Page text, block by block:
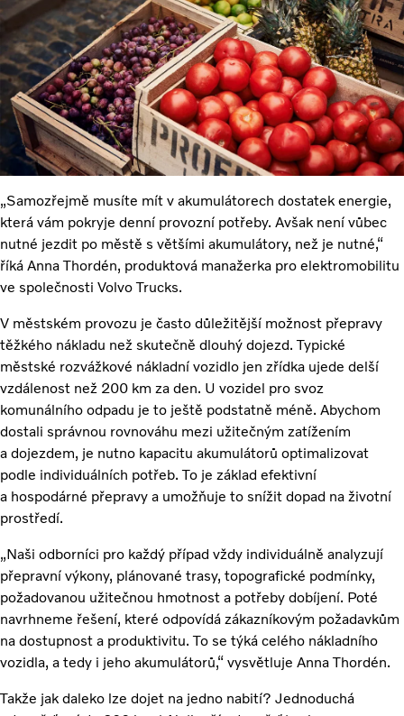
„Samozřejmě musíte mít v akumulátorech dostatek energie,
která vám pokryje denní provozní potřeby. Avšak není vůbec
nutné jezdit po městě s většími akumulátory, než je nutné,“
říká Anna Thordén, produktová manažerka pro elektromobilitu
ve společnosti Volvo Trucks.
V městském provozu je často důležitější možnost přepravy
těžkého nákladu než skutečně dlouhý dojezd. Typické
městské rozvážkové nákladní vozidlo jen zřídka ujede delší
vzdálenost než 200 km za den. U vozidel pro svoz
komunálního odpadu je to ještě podstatně méně. Abychom
dostali správnou rovnováhu mezi užitečným zatížením
a dojezdem, je nutno kapacitu akumulátorů optimalizovat
podle individuálních potřeb. To je základ efektivní
a hospodárné přepravy a umožňuje to snížit dopad na životní
prostředí.
„Naši odborníci pro každý případ vždy individuálně analyzují
přepravní výkony, plánované trasy, topografické podmínky,
požadovanou užitečnou hmotnost a potřeby dobíjení. Poté
navrhneme řešení, které odpovídá zákazníkovým požadavkům
na dostupnost a produktivitu. To se týká celého nákladního
vozidla, a tedy i jeho akumulátorů,“ vysvětluje Anna Thordén.
Takže jak daleko lze dojet na jedno nabití? Jednoduchá